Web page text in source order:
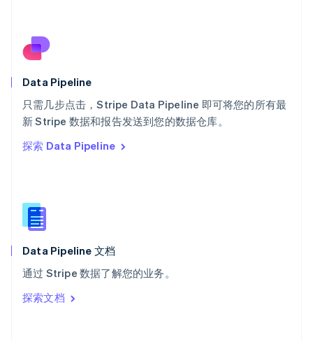
Data Pipeline
只需几步点击，Stripe Data Pipeline 即可将您的所有最
新 Stripe 数据和报告发送到您的数据仓库。
探索 Data Pipeline
Data Pipeline 文档
通过 Stripe 数据了解您的业务。
探索文档
English
泰国
ไทยEnglish
希腊
English
西班牙
新西兰
English
匈牙利
English
ItalianoEnglish
印度
English